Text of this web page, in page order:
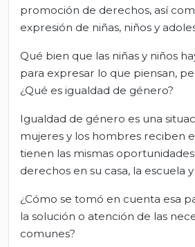
promoción de derechos, así
expresión de niñas, niños y
Qué bien que las niñas y niños
para expresar lo que piensan,
¿Qué es igualdad de género?
Igualdad de género es una
mujeres y los hombres reciben
tienen las mismas
derechos en su casa, la escuela
¿Cómo se tomó en cuenta esa
la solución o atención de las
comunes?